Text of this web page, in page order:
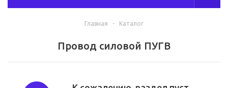
Главная - Каталог
Провод силовой ПУГВ